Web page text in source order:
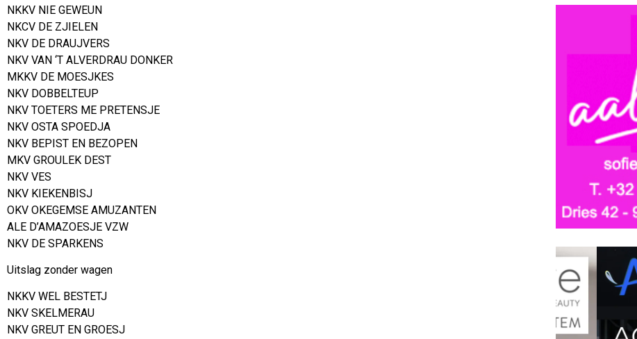
NKKV NIE GEWEUN
NKCV DE ZJIELEN
NKV DE DRAUJVERS
NKV VAN ‘T ALVERDRAU DONKER
MKKV DE MOESJKES
NKV DOBBELTEUP
NKV TOETERS ME PRETENSJE
NKV OSTA SPOEDJA
NKV BEPIST EN BEZOPEN
MKV GROULEK DEST
NKV VES
NKV KIEKENBISJ
OKV OKEGEMSE AMUZANTEN
ALE D’AMAZOESJE VZW
NKV DE SPARKENS
Uitslag zonder wagen
NKKV WEL BESTETJ
NKV SKELMERAU
NKV GREUT EN GROESJ